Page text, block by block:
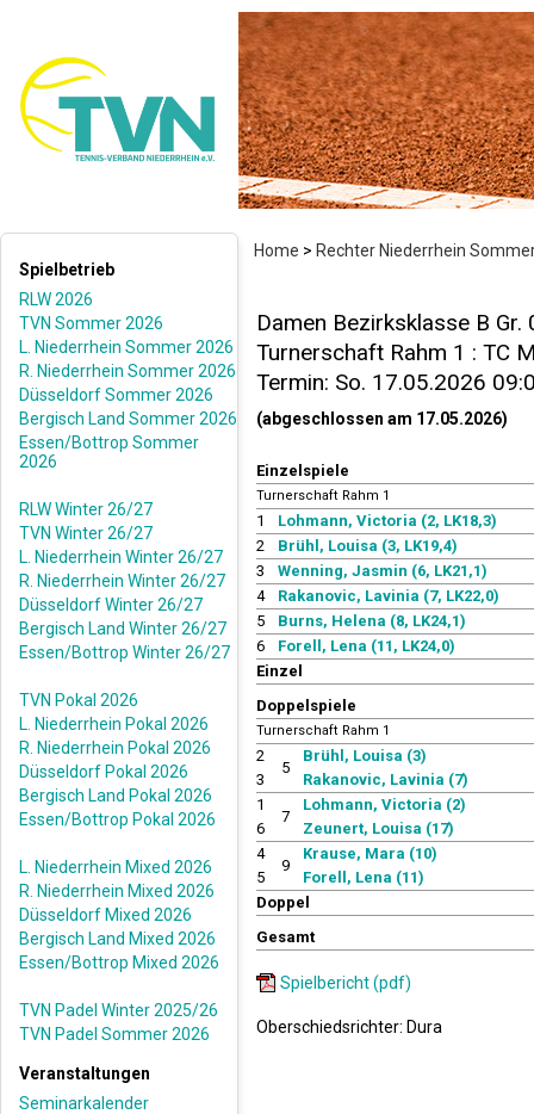
Home > Rechter Niederrhein
Spielbetrieb
RLW 2026
TVN Sommer 2026
L. Niederrhein Sommer 2026
R. Niederrhein Sommer 2026
Düsseldorf Sommer 2026
Bergisch Land Sommer 2026
Essen/Bottrop Sommer
2026
RLW Winter 26/27
TVN Winter 26/27
L. Niederrhein Winter 26/27
R. Niederrhein Winter 26/27
Düsseldorf Winter 26/27
Bergisch Land Winter 26/27
Essen/Bottrop Winter 26/27
TVN Pokal 2026
L. Niederrhein Pokal 2026
R. Niederrhein Pokal 2026
Düsseldorf Pokal 2026
Bergisch Land Pokal 2026
Essen/Bottrop Pokal 2026
L. Niederrhein Mixed 2026
R. Niederrhein Mixed 2026
Düsseldorf Mixed 2026
Bergisch Land Mixed 2026
Essen/Bottrop Mixed 2026
TVN Padel Winter 2025/26
TVN Padel Sommer 2026
Veranstaltungen
Seminarkalender
Damen Bezirksklasse B Gr.
Turnerschaft Rahm 1 : TC
Termin: So. 17.05.2026
(abgeschlossen am 17.05.2026)
Einzelspiele
Turnerschaft Rahm 1
1
Lohmann, Victoria (2, LK18,3)
2
Brühl, Louisa (3, LK19,4)
3
Wenning, Jasmin (6, LK21,1)
4
Rakanovic, Lavinia (7, LK22,0)
5
Burns, Helena (8, LK24,1)
6
Forell, Lena (11, LK24,0)
Einzel
Doppelspiele
Turnerschaft Rahm 1
2
3
5
Brühl, Louisa (3)
Rakanovic, Lavinia (7)
1
6
7
Lohmann, Victoria (2)
Zeunert, Louisa (17)
4
5
9
Krause, Mara (10)
Forell, Lena (11)
Doppel
Gesamt
Spielbericht (pdf)
Oberschiedsrichter: Dura